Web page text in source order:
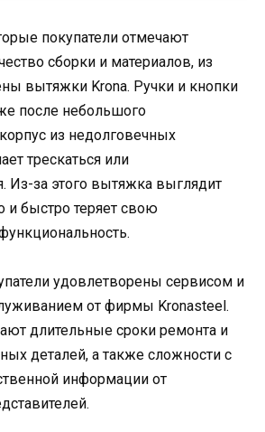
покупатели отмечают
сборки и материалов, из
вытяжки Krona. Ручки и кнопки
после небольшого
из недолговечных
трескаться или
Из-за этого вытяжка выглядит
и быстро теряет свою
удовлетворены сервисом и
от фирмы Kronasteel.
длительные сроки ремонта и
деталей, а также сложности с
информации от